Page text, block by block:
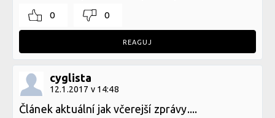
0 0
REAGUJ
cyglista
12.1.2017 v 14:48
Článek aktuální jak včerejší zprávy....